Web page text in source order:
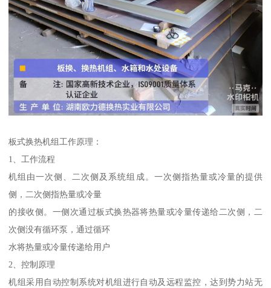
板式换热机组工作原理：
1、工作流程
机组由一次侧、二次侧及系统组成。一次侧指热量或冷量的提供
侧，二次侧指热量或冷量
的接收侧。一侧次通过板式换热器将热量或冷量传递给二次侧，二
次侧没有循环泵，通过循环
水将热量或冷量传递给用户
2、控制原理
机组采用自动控制系统对机组进行自动及远程监控，达到势力站无